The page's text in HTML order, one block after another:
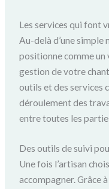
Les services qui font
Au-delà d’une
positionne comme
gestion de votre
outils et des services
déroulement des
entre toutes les
Des outils de suivi
Une fois l’artisan
accompagner. Grâce